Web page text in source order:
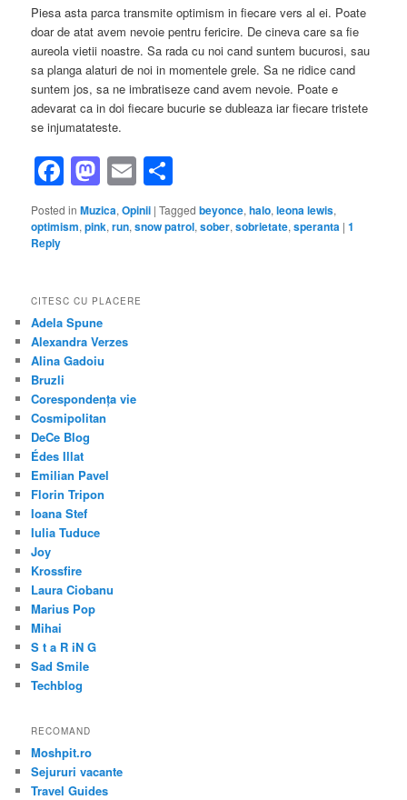
Piesa asta parca transmite optimism in fiecare vers al ei. Poate
doar de atat avem nevoie pentru fericire. De cineva care sa fie
aureola vietii noastre. Sa rada cu noi cand suntem bucurosi, sau
sa planga alaturi de noi in momentele grele. Sa ne ridice cand
suntem jos, sa ne imbratiseze cand avem nevoie. Poate e
adevarat ca in doi fiecare bucurie se dubleaza iar fiecare tristete
se injumatateste.
Facebook
Mastodon
Email
Posted in Muzica,Opinii |Tagged beyonce,halo,leona lewis,
optimism,pink,run,snow patrol,sober,sobrietate,speranta |1
Reply
CITESC CU PLACERE
Adela Spune
Alexandra Verzes
Alina Gadoiu
Bruzli
Corespondența vie
Cosmipolitan
DeCe Blog
Édes Illat
Emilian Pavel
Florin Tripon
Ioana Stef
Iulia Tuduce
Joy
Krossfire
Laura Ciobanu
Marius Pop
Mihai
S t a R iN G
Sad Smile
Techblog
RECOMAND
Moshpit.ro
Sejururi vacante
Travel Guides